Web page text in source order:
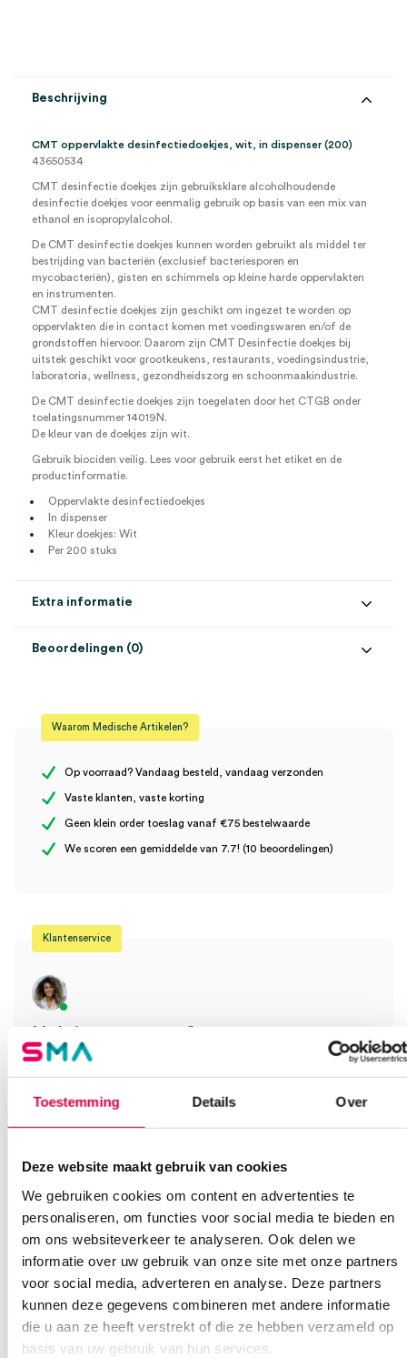
Toestemming Details Over
Deze website maakt gebruik van cookies
We gebruiken cookies om content en advertenties te
personaliseren, om functies voor social media te bieden en
om ons websiteverkeer te analyseren. Ook delen we
informatie over uw gebruik van onze site met onze partners
voor social media, adverteren en analyse. Deze partners
kunnen deze gegevens combineren met andere informatie
die u aan ze heeft verstrekt of die ze hebben verzameld op
basis van uw gebruik van hun services.
Beschrijving
CMT oppervlakte desinfectiedoekjes, wit, in dispenser (200)
43650534
CMT desinfectie doekjes zijn gebruiksklare alcoholhoudende
desinfectie doekjes voor eenmalig gebruik op basis van een mix van
ethanol en isopropylalcohol.
De CMT desinfectie doekjes kunnen worden gebruikt als middel ter
bestrijding van bacteriën (exclusief bacteriesporen en
mycobacteriën), gisten en schimmels op kleine harde oppervlakten
en instrumenten.
CMT desinfectie doekjes zijn geschikt om ingezet te worden op
oppervlakten die in contact komen met voedingswaren en/of de
grondstoffen hiervoor. Daarom zijn CMT Desinfectie doekjes bij
uitstek geschikt voor grootkeukens, restaurants, voedingsindustrie,
laboratoria, wellness, gezondheidszorg en schoonmaakindustrie.
De CMT desinfectie doekjes zijn toegelaten door het CTGB onder
toelatingsnummer 14019N.
De kleur van de doekjes zijn wit.
Gebruik biociden veilig. Lees voor gebruik eerst het etiket en de
productinformatie.
Oppervlakte desinfectiedoekjes
In dispenser
Kleur doekjes: Wit
Per 200 stuks
Extra informatie
Verpakking in dispenser
Steriel
Beoordelingen (0)
Er zijn nog geen beoordelingen.
in dispenser (200)” te beoordelen
Waarom Medische Artikelen?
Op voorraad? Vandaag besteld, vandaag verzonden
Vaste klanten, vaste korting
Geen klein order toeslag vanaf €75 bestelwaarde
We scoren een gemiddelde van 7.7! (10 beoordelingen)
Klantenservice
Anca helpt je!
Vind je antwoord snel en makkelijk op onze klantenservice pagina.
Onze klantenservice is bereikbaar van maandag t/m vrijdag van
Bel Anca E-mail Anca Contactformulier